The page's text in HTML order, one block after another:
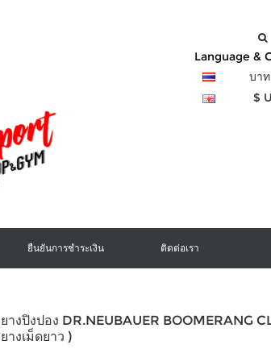
Language &
บา
$
ยืนยันการชำระเงิน ติดต่อเรา
ยางปิงปอง DR.NEUBAUER BOOMERANG
ยางเม็ดยาว )